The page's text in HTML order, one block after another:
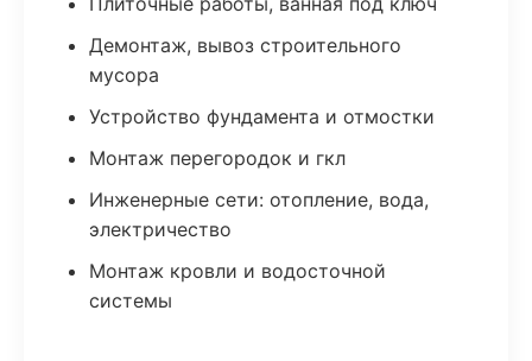
Демонтаж, вывоз строительного
мусора
Устройство фундамента и отмостки
Монтаж перегородок и гкл
Инженерные сети: отопление, вода,
электричество
Монтаж кровли и водосточной
системы